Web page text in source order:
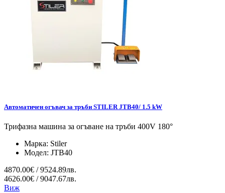
Автоматичен огъвач за тръби STILER JTB40/ 1.5 kW
Трифазна машина за огъване на тръби 400V 180°
Марка: Stiler
Модел: JTB40
4870.00€ / 9524.89лв.
4626.00€ / 9047.67лв.
Виж